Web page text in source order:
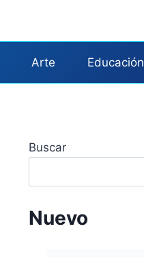
Arte Educación
Buscar
Nuevo